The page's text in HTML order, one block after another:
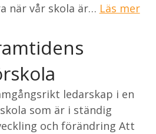
när vår skola är… Läs mer
ledarskap i en
som är i ständig
och förändring Att